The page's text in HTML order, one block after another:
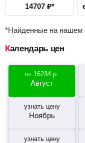
14707 ₽*
*Найденные на нашем
Календарь цен
от 16234 р.
Август
узнать цену
Ноябрь
узнать цену